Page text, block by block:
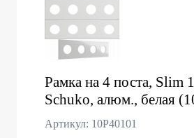
Рамка на 4 поста, Slim
Schuko, алюм., белая
Артикул: 10P40101